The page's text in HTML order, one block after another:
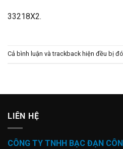
33218X2.
Cả bình luận và trackback hiện đều bị
LIÊN HỆ
CÔNG TY TNHH BẠC ĐẠN